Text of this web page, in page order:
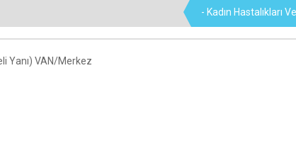
- Kadın Hastalıkları
Yanı) VAN/Merkez